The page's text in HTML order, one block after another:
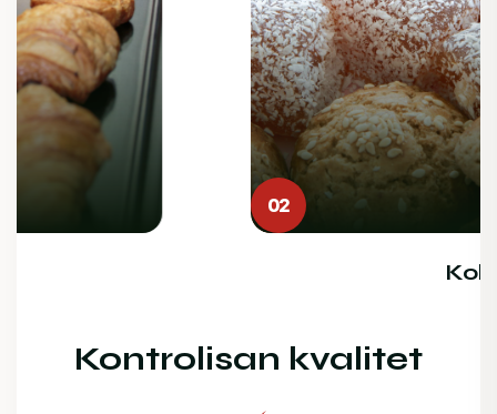
Kontrolisan kvalitet